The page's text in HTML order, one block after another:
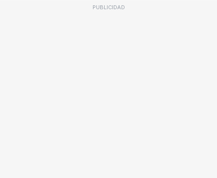
PUBLICIDAD